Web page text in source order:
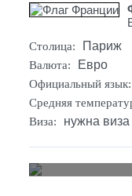
Столица: Париж
Валюта: Евро
Официальный язык:
Средняя
Виза: нужна виза